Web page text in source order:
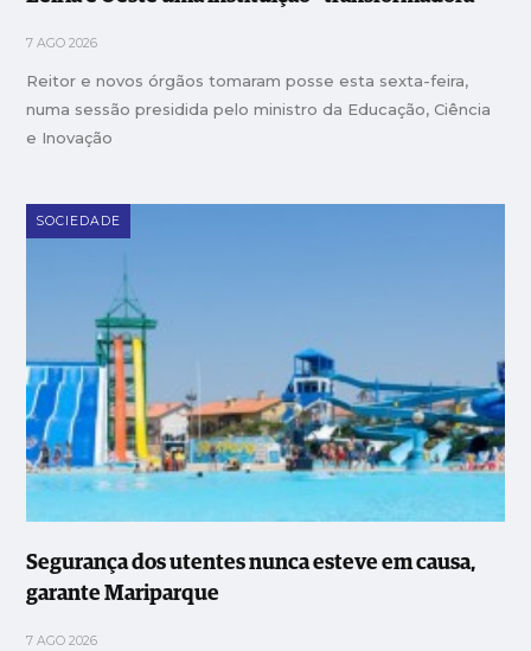
7 AGO 2026
Reitor e novos órgãos tomaram posse esta sexta-feira,
numa sessão presidida pelo ministro da Educação, Ciência
e Inovação
SOCIEDADE
Segurança dos utentes nunca esteve em causa,
garante Mariparque
7 AGO 2026